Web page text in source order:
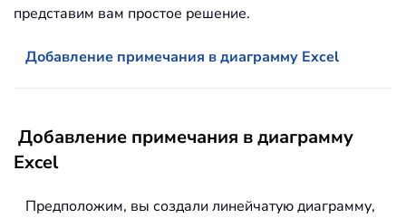
представим вам простое решение.
Добавление примечания в диаграмму Excel
Добавление примечания в диаграмму
Excel
Предположим, вы создали линейчатую диаграмму,